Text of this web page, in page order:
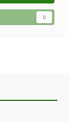
0